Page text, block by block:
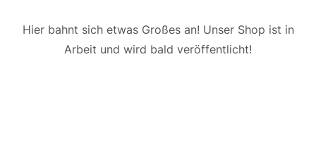
Hier bahnt sich etwas Großes an! Unser Shop ist in
Arbeit und wird bald veröffentlicht!